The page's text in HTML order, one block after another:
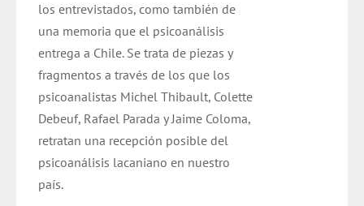
los entrevistados, como también de
una memoria que el psicoanálisis
entrega a Chile. Se trata de piezas y
fragmentos a través de los que los
psicoanalistas Michel Thibault, Colette
Debeuf, Rafael Parada y Jaime Coloma,
retratan una recepción posible del
psicoanálisis lacaniano en nuestro
país.